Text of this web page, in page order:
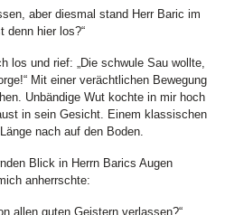
aber diesmal stand Herr Baric im
denn hier los?“
los und rief: „Die schwule Sau wollte,
Mit einer verächtlichen Bewegung
Unbändige Wut kochte in mir hoch
in sein Gesicht. Einem klassischen
nach auf den Boden.
Blick in Herrn Barics Augen
anherrschte:
allen guten Geistern verlassen?“